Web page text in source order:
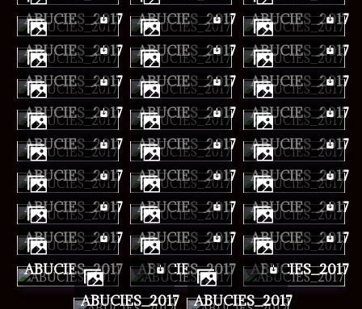
ABUCIES_2017
ABUCIES_2017
ABUCIES_2017
ABUCIES_2017
ABUCIES_2017
ABUCIES_2017
ABUCIES_2017
ABUCIES_2017
ABUCIES_2017
ABUCIES_2017
ABUCIES_2017
ABUCIES_2017
ABUCIES_2017
ABUCIES_2017
ABUCIES_2017
ABUCIES_2017
ABUCIES_2017
ABUCIES_2017
ABUCIES_2017
ABUCIES_2017
ABUCIES_2017
ABUCIES_2017
ABUCIES_2017
ABUCIES_2017
ABUCIES_2017
ABUCIES_2017
ABUCIES_2017
ABUCIES_2017
ABUCIES_2017